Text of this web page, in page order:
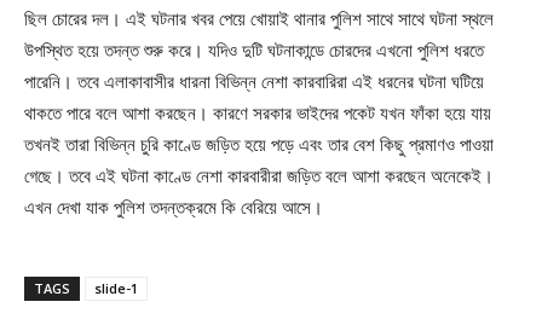
ছিল চোরের দল। এই ঘটনার খবর পেয়ে খোয়াই থানার পুলিশ সাথে সাথে ঘটনা স্থলে
উপস্থিত হয়ে তদন্ত শুরু করে। যদিও দুটি ঘটনাকান্ডে চোরদের এখনো পুলিশ ধরতে
পারেনি। তবে এলাকাবাসীর ধারনা বিভিন্ন নেশা কারবারিরা এই ধরনের ঘটনা ঘটিয়ে
থাকতে পারে বলে আশা করছেন। কারণে সরকার ভাইদের পকেট যখন ফাঁকা হয়ে যায়
তখনই তারা বিভিন্ন চুরি কাণ্ডে জড়িত হয়ে পড়ে এবং তার বেশ কিছু প্রমাণও পাওয়া
গেছে। তবে এই ঘটনা কাণ্ডে নেশা কারবারীরা জড়িত বলে আশা করছেন অনেকেই।
এখন দেখা যাক পুলিশ তদন্তক্রমে কি বেরিয়ে আসে।
TAGS slide-1